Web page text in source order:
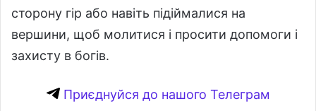
сторону гір або навіть підіймалися на
вершини, щоб молитися і просити допомоги і
захисту в богів.
Приєднуйся до нашого Телеграм